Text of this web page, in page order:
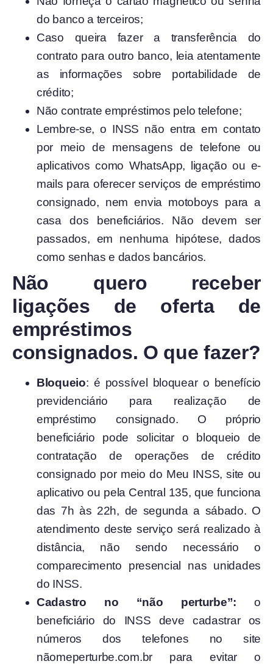
do banco a terceiros;
Caso queira fazer a transferência do
contrato para outro banco, leia atentamente
as informações sobre portabilidade de
crédito;
Não contrate empréstimos pelo telefone;
Lembre-se, o INSS não entra em contato
por meio de mensagens de telefone ou
aplicativos como WhatsApp, ligação ou e-
mails para oferecer serviços de empréstimo
consignado, nem envia motoboys para a
casa dos beneficiários. Não devem ser
passados, em nenhuma hipótese, dados
como senhas e dados bancários.
Não quero receber
ligações de oferta de
empréstimos
consignados. O que fazer?
Bloqueio: é possível bloquear o benefício
previdenciário para realização de
empréstimo consignado. O próprio
beneficiário pode solicitar o bloqueio de
contratação de operações de crédito
consignado por meio do Meu INSS, site ou
aplicativo ou pela Central 135, que funciona
das 7h às 22h, de segunda a sábado. O
atendimento deste serviço será realizado à
distância, não sendo necessário o
comparecimento presencial nas unidades
do INSS.
Cadastro no “não perturbe”:o
beneficiário do INSS deve cadastrar os
números dos telefones no site
nãomeperturbe.com.br para evitar o